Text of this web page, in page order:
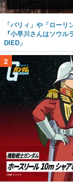
「パリィ」や「ロー
『小早川さんはソウ
DIED」
2